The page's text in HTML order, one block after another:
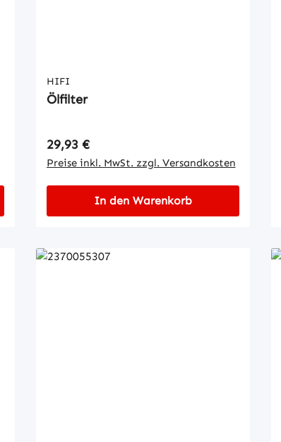
HIFI
Ölfilter
Regulärer Preis:
29,93 €
Preise inkl. MwSt. zzgl. Versandkosten
In den Warenkorb